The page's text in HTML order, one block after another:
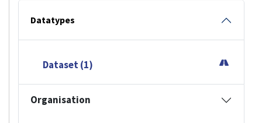
Datatypes
Dataset (1)
Organisation